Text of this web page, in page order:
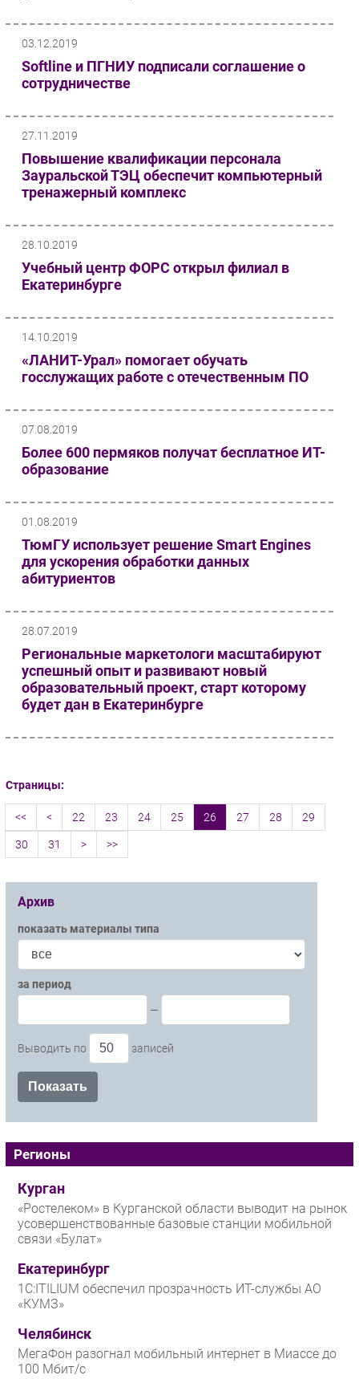
03.12.2019
Softline и ПГНИУ подписали соглашение о
сотрудничестве
27.11.2019
Повышение квалификации персонала
Зауральской ТЭЦ обеспечит компьютерный
тренажерный комплекс
28.10.2019
Учебный центр ФОРС открыл филиал в
Екатеринбурге
14.10.2019
«ЛАНИТ-Урал» помогает обучать
госслужащих работе с отечественным ПО
07.08.2019
Более 600 пермяков получат бесплатное ИТ-
образование
01.08.2019
ТюмГУ использует решение Smart Engines
для ускорения обработки данных
абитуриентов
28.07.2019
Региональные маркетологи масштабируют
успешный опыт и развивают новый
образовательный проект, старт которому
будет дан в Екатеринбурге
Страницы:
<< < 22 23 24 25 26 27 28 29
30 31 > >>
Архив
показать материалы типа
за период
—
Выводить по записей
Регионы
Курган
«Ростелеком» в Курганской области выводит на рынок
усовершенствованные базовые станции мобильной
связи «Булат»
Екатеринбург
1С:ITILIUM обеспечил прозрачность ИТ-службы АО
«КУМЗ»
Челябинск
МегаФон разогнал мобильный интернет в Миассе до
100 Мбит/с